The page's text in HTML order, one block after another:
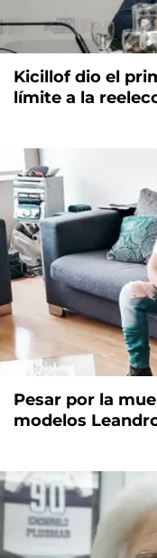
Kicillof dio el
límite a la
Pesar por la
modelos